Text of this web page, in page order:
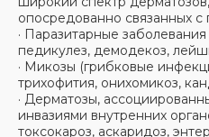
опосредованно связанных с
· Паразитарные
педикулез, демодекоз,
· Микозы (грибковые
трихофития, онихомикоз,
· Дерматозы,
инвазиями внутренних
токсокароз, аскаридоз,